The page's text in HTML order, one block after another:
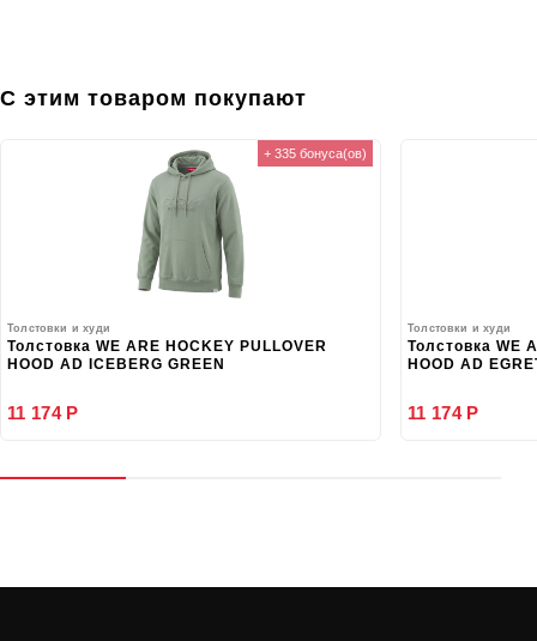
С этим товаром покупают
+ 335 бонуса(ов)
Толстовки и худи
Толстовка WE ARE HOCKEY PULLOVER
HOOD AD ICEBERG GREEN
11 174 Р
Толстовки и худи
Толстовка WE
HOOD AD
11 174 Р